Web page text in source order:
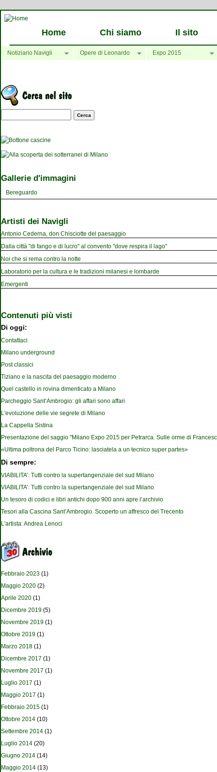
Home Chi siamo Il sito
Notiziario Navigli Opere di Leonardo Expo 2015
Maschera di ricerca
Gallerie d'immagini
Bereguardo
Artisti dei Navigli
Antonio Cederna, don Chisciotte del paesaggio
Dalla città "di fango e di lucro" al convento "dove respira il lago"
Noi che si rema contro la notte
Laboratorio per la cultura e le tradizioni milanesi e lombarde
Emergenti
Contenuti più visti
Di oggi:
Contattaci
Milano underground
Post classici
Tiziano e la nascita del paesaggio moderno
Quel castello in rovina dimenticato a Milano
Parcheggio Sant’Ambrogio: gli affari sono affari
L'evoluzione delle vie segrete di Milano
La Cappella Sistina
Presentazione del saggio "Milano Expo 2015 per Petrarca. Sulle orme di
«Ultima poltrona del Parco Ticino: lasciatela a un tecnico super partes»
Di sempre:
VIABILITA’: Tutti contro la supertangenziale del sud Milano
VIABILITA’: Tutti contro la supertangenziale del sud Milano
Un tesoro di codici e libri antichi dopo 900 anni apre l’archivio
Tesori alla Cascina Sant’Ambrogio. Scoperto un affresco del Trecento
L'artista: Andrea Lenoci
Febbraio 2023 (1)
Maggio 2020 (2)
Aprile 2020 (1)
Dicembre 2019 (5)
Novembre 2019 (1)
Ottobre 2019 (1)
Marzo 2018 (1)
Dicembre 2017 (1)
Novembre 2017 (1)
Luglio 2017 (1)
Maggio 2017 (1)
Febbraio 2015 (1)
Ottobre 2014 (10)
Settembre 2014 (1)
Luglio 2014 (20)
Giugno 2014 (14)
Maggio 2014 (13)